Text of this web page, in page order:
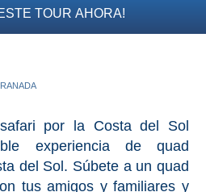
TOUR AHORA!
por la Costa del Sol
experiencia de quad
del Sol. Súbete a un quad
tus amigos y familiares y